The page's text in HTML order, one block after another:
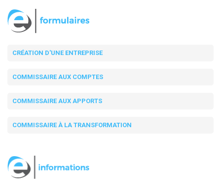
CRÉATION D'UNE ENTREPRISE
COMMISSAIRE AUX COMPTES
COMMISSAIRE AUX APPORTS
COMMISSAIRE À LA TRANSFORMATION